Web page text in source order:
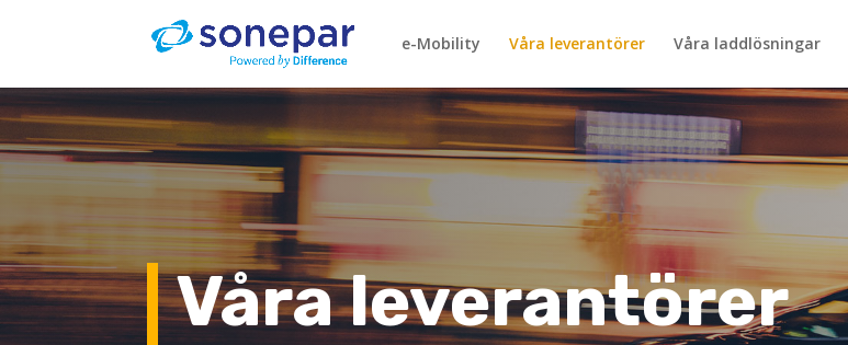
e-Mobility Våra leverantörer Våra laddlösningar
Våra leverantörer